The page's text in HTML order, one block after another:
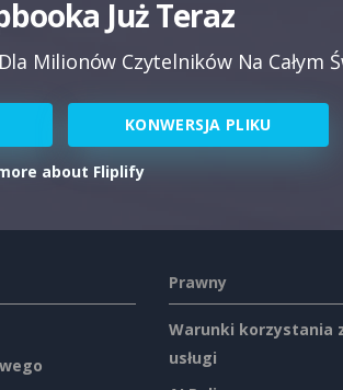
Już Teraz
Milionów Czytelników Na Całym
KONWERSJA PLIKU
about Fliplify
Prawny
Warunki korzystania
usługi